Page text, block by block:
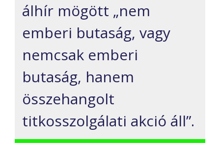
álhír mögött „nem
emberi butaság, vagy
nemcsak emberi
butaság, hanem
összehangolt
titkosszolgálati akció áll”.